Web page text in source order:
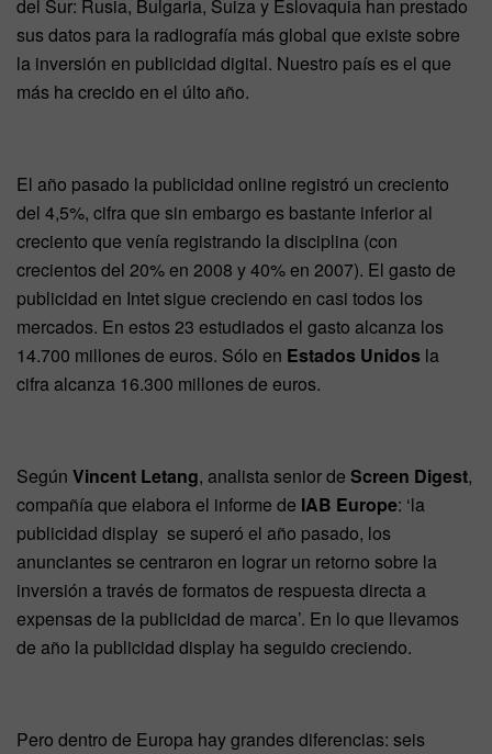
del Sur: Rusia, Bulgaria, Suiza y Eslovaquia han prestado
sus datos para la radiografía más global que existe sobre
la inversión en publicidad digital. Nuestro país es el que
más ha crecido en el últo año.
El año pasado la publicidad online registró un creciento
del 4,5%, cifra que sin embargo es bastante inferior al
creciento que venía registrando la disciplina (con
crecientos del 20% en 2008 y 40% en 2007). El gasto de
publicidad en Intet sigue creciendo en casi todos los
mercados. En estos 23 estudiados el gasto alcanza los
14.700 millones de euros. Sólo en Estados Unidos la
cifra alcanza 16.300 millones de euros.
Según Vincent Letang, analista senior de Screen Digest,
compañía que elabora el informe de IAB Europe: ‘la
publicidad display se superó el año pasado, los
anunciantes se centraron en lograr un retorno sobre la
inversión a través de formatos de respuesta directa a
expensas de la publicidad de marca’. En lo que llevamos
de año la publicidad display ha seguido creciendo.
Pero dentro de Europa hay grandes diferencias: seis